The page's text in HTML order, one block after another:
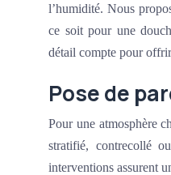
l’humidité. Nous
ce soit pour une
détail compte pour
Pose de
Pour une atmosphère
stratifié, contrecollé
interventions assurent